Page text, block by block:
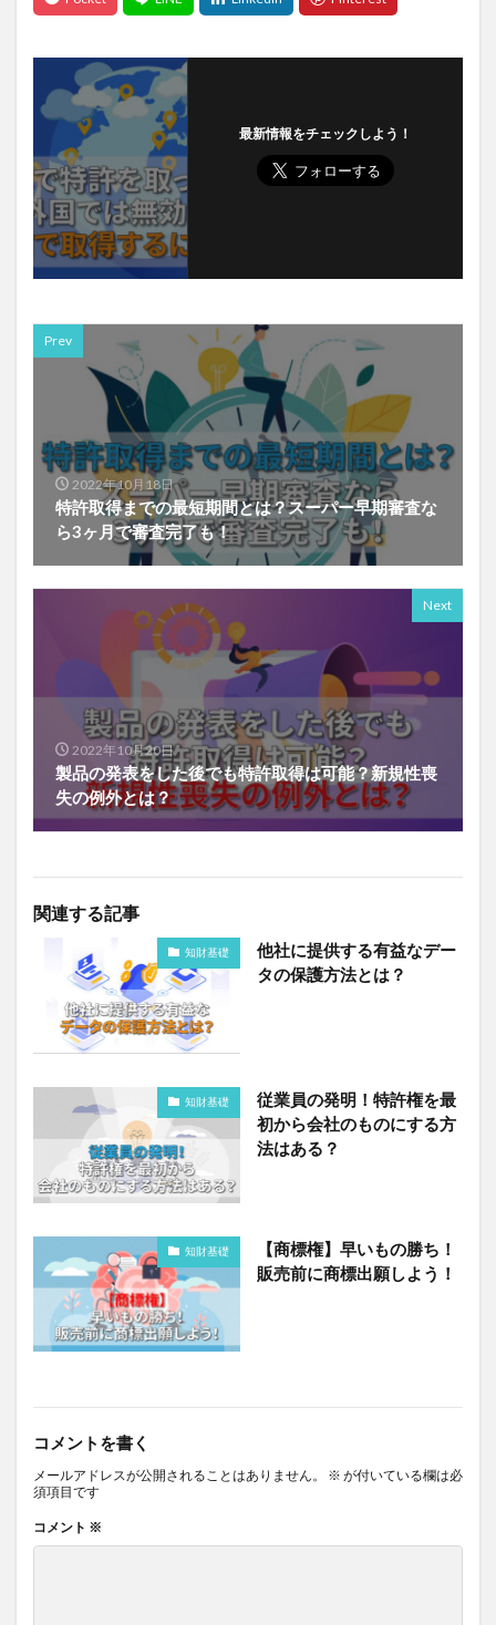
最新情報をチェックしよう！
Prev
2022年10月18日
特許取得までの最短期間とは？スーパー早期審査な
ら3ヶ月で審査完了も！
Next
2022年10月20日
製品の発表をした後でも特許取得は可能？新規性喪
失の例外とは？
関連する記事
知財基礎
他社に提供する有益なデー
タの保護方法とは？
知財基礎
従業員の発明！特許権を最
初から会社のものにする方
法はある？
知財基礎
【商標権】早いもの勝ち！
販売前に商標出願しよう！
コメントを書く
メールアドレスが公開されることはありません。 ※ が付いている欄は必
須項目です
コメント ※